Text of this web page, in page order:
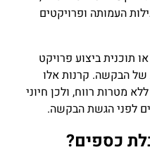
העמותה ופרויקטים
תוכנית ביצוע פרויקט
של הבקשה. קרנות אלו
מטרות רווח, ולכן חיוני
לפני הגשת הבקשה.
כספים?